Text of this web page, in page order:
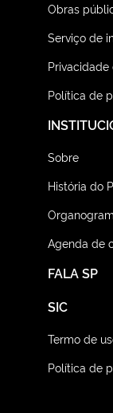
Obras
Serviço de
Política de
FALA SP
Sobre
História do
Agenda de
SIC
Termo de
Política de